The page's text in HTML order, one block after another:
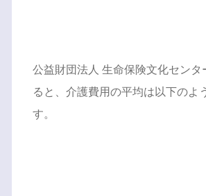
公益財団法人 生命保険文化センタ
ると、介護費用の平均は以下のよ
す。